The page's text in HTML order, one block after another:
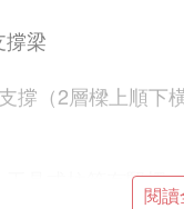
梁
撐（2層樑上順
具式柱箍有豎
閱讀